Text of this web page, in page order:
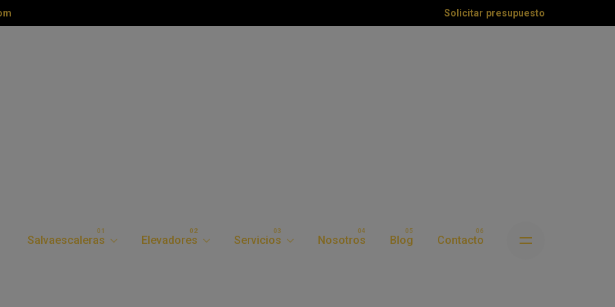
Solicitar presupuesto
Salvaescaleras Elevadores Servicios Nosotros Blog Contacto